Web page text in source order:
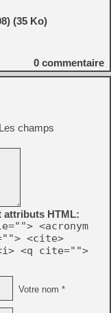
(35 Ko)
0 commentaire
Les champs
attributs HTML:
<acronym
<cite>
<q cite="">
Votre nom *